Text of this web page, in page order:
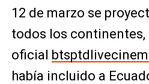
12 de marzo se
todos los continentes,
oficial
había incluido a